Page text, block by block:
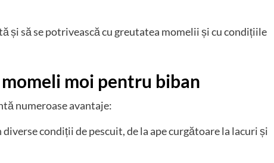
și să se potrivească cu greutatea momelii și cu condițiile
moi pentru biban
numeroase avantaje:
condiții de pescuit, de la ape curgătoare la lacuri și